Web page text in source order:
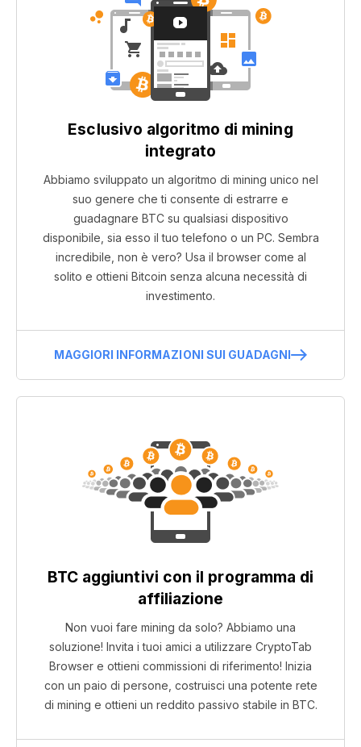
Esclusivo algoritmo di mining
integrato
Abbiamo sviluppato un algoritmo di mining unico nel
suo genere che ti consente di estrarre e
guadagnare BTC su qualsiasi dispositivo
disponibile, sia esso il tuo telefono o un PC. Sembra
incredibile, non è vero? Usa il browser come al
solito e ottieni Bitcoin senza alcuna necessità di
investimento.
MAGGIORI INFORMAZIONI SUI GUADAGNI
BTC aggiuntivi con il programma di
affiliazione
Non vuoi fare mining da solo? Abbiamo una
soluzione! Invita i tuoi amici a utilizzare CryptoTab
Browser e ottieni commissioni di riferimento! Inizia
con un paio di persone, costruisci una potente rete
di mining e ottieni un reddito passivo stabile in BTC.